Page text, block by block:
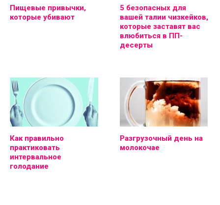
Пищевые привычки,
которые убивают
5 безопасных для
вашей талии чизкейков,
которые заставят вас
влюбиться в ПП-
десерты
Как правильно
практиковать
интервальное
голодание
Разгрузочный день на
молокочае